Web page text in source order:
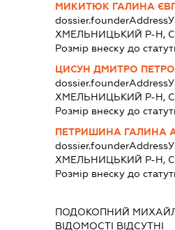
МИКИТЮК ГАЛИНА
dossier.founderAddress
ХМЕЛЬНИЦЬКИЙ Р-Н,
Розмір внеску до
ЦИСУН ДМИТРО
dossier.founderAddress
ХМЕЛЬНИЦЬКИЙ Р-Н,
Розмір внеску до
ПЕТРИШИНА ГАЛИНА
dossier.founderAddress
ХМЕЛЬНИЦЬКИЙ Р-Н,
Розмір внеску до
ПОДОКОПНИЙ
ВІДОМОСТІ ВІДСУТНІ